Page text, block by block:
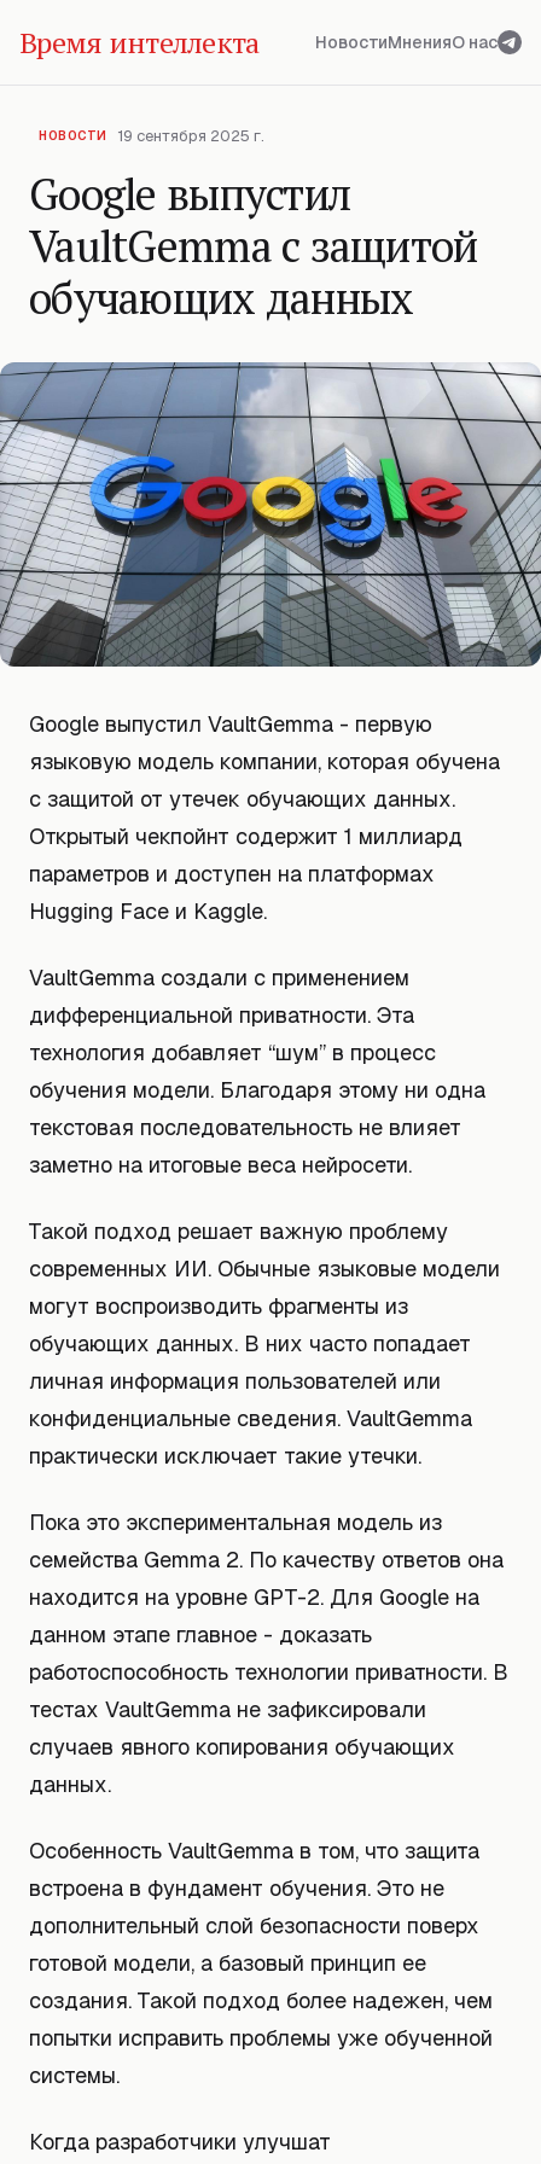
Время интеллекта НовостиМненияО нас
НОВОСТИ 19 сентября 2025 г.
Google выпустил
VaultGemma с защитой
обучающих данных
Google выпустил VaultGemma - первую
языковую модель компании, которая обучена
с защитой от утечек обучающих данных.
Открытый чекпойнт содержит 1 миллиард
параметров и доступен на платформах
Hugging Face и Kaggle.
VaultGemma создали с применением
дифференциальной приватности. Эта
технология добавляет “шум” в процесс
обучения модели. Благодаря этому ни одна
текстовая последовательность не влияет
заметно на итоговые веса нейросети.
Такой подход решает важную проблему
современных ИИ. Обычные языковые модели
могут воспроизводить фрагменты из
обучающих данных. В них часто попадает
личная информация пользователей или
конфиденциальные сведения. VaultGemma
практически исключает такие утечки.
Пока это экспериментальная модель из
семейства Gemma 2. По качеству ответов она
находится на уровне GPT-2. Для Google на
данном этапе главное - доказать
работоспособность технологии приватности. В
тестах VaultGemma не зафиксировали
случаев явного копирования обучающих
данных.
Особенность VaultGemma в том, что защита
встроена в фундамент обучения. Это не
дополнительный слой безопасности поверх
готовой модели, а базовый принцип ее
создания. Такой подход более надежен, чем
попытки исправить проблемы уже обученной
системы.
Когда разработчики улучшат